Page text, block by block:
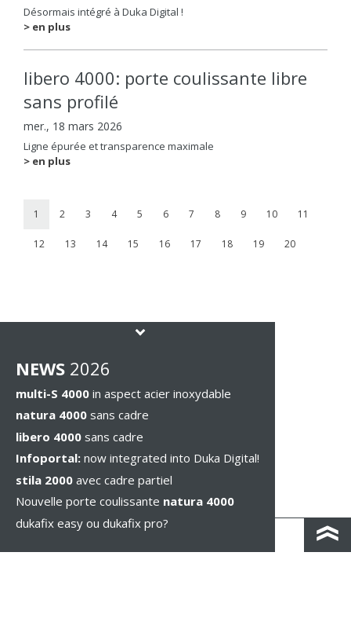
Désormais intégré à Duka Digital !
> en plus
libero 4000: porte coulissante libre
sans profilé
mer., 18 mars 2026
Ligne épurée et transparence maximale
> en plus
1 2 3 4 5 6 7 8 9 10 11
12 13 14 15 16 17 18 19 20
NEWS 2026
multi-S 4000 in aspect acier inoxydable
natura 4000 sans cadre
libero 4000 sans cadre
Infoportal: now integrated into Duka Digital!
stila 2000 avec cadre partiel
Nouvelle porte coulissante natura 4000
dukafix easy ou dukafix pro?